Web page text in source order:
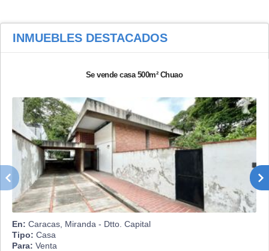
INMUEBLES DESTACADOS
Se vende casa 500m² Chuao
En: Caracas, Miranda - Dtto. Capital
Tipo: Casa
Para: Venta